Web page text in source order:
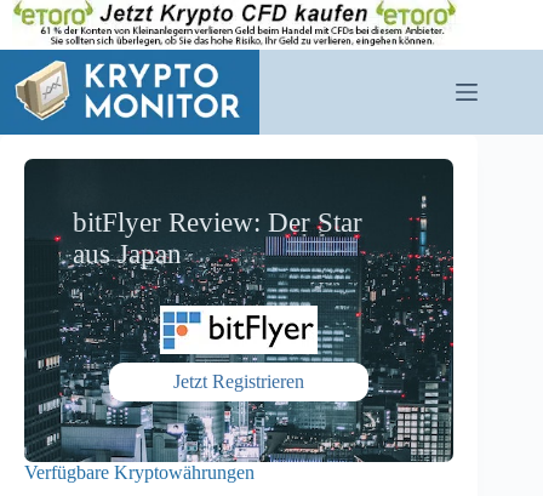
Zum
Inhalt
springen
bitFlyer Review: Der Star
aus Japan
Jetzt Registrieren
Verfügbare Kryptowährungen